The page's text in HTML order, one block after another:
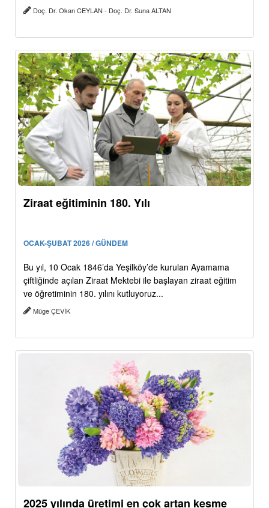
Doç. Dr. Okan CEYLAN - Doç. Dr. Suna ALTAN
Ziraat eğitiminin 180. Yılı
OCAK-ŞUBAT 2026 / GÜNDEM
Bu yıl, 10 Ocak 1846’da Yeşilköy’de kurulan Ayamama
çiftliğinde açılan Ziraat Mektebi ile başlayan ziraat eğitim
ve öğretiminin 180. yılını kutluyoruz...
Müge ÇEVİK
2025 yılında üretimi en çok artan kesme